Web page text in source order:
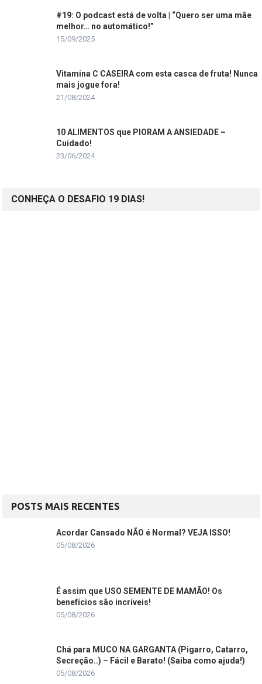
#19: O podcast está de volta | “Quero ser uma mãe
melhor… no automático!”
15/09/2025
Vitamina C CASEIRA com esta casca de fruta! Nunca
mais jogue fora!
21/08/2024
10 ALIMENTOS que PIORAM A ANSIEDADE –
Cuidado!
23/06/2024
CONHEÇA O DESAFIO 19 DIAS!
POSTS MAIS RECENTES
Acordar Cansado NÃO é Normal? VEJA ISSO!
05/08/2026
É assim que USO SEMENTE DE MAMÃO! Os
benefícios são incríveis!
05/08/2026
Chá para MUCO NA GARGANTA (Pigarro, Catarro,
Secreção..) – Fácil e Barato! (Saiba como ajuda!)
05/08/2026